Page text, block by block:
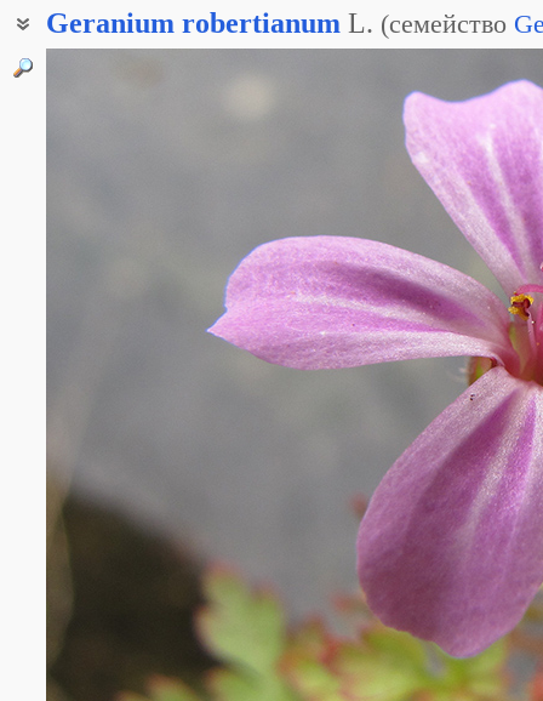
Geranium robertianum L. (семейство